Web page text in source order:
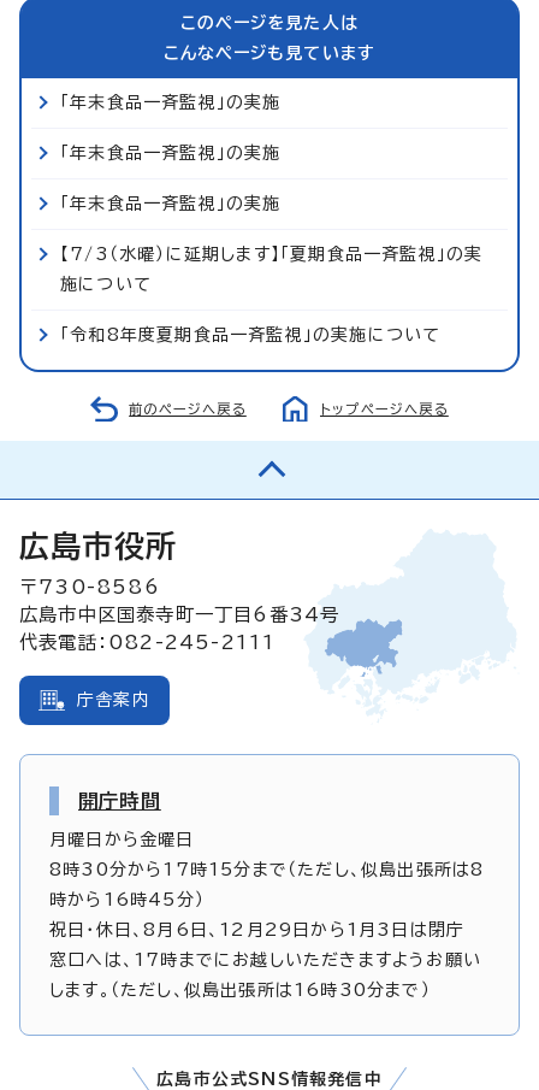
このページを見た人は
こんなページも見ています
「年末食品一斉監視」の実施
「年末食品一斉監視」の実施
「年末食品一斉監視」の実施
【7/3（水曜）に延期します】「夏期食品一斉監視」の実
施について
「令和8年度夏期食品一斉監視」の実施について
前のページへ戻る トップページへ戻る
広島市役所
〒730-8586
広島市中区国泰寺町一丁目6番34号
代表電話：082-245-2111
庁舎案内
開庁時間
月曜日から金曜日
8時30分から17時15分まで（ただし、似島出張所は8
時から16時45分）
祝日・休日、8月6日、12月29日から1月3日は閉庁
窓口へは、17時までにお越しいただきますようお願い
します。（ただし、似島出張所は16時30分まで）
広島市公式SNS情報発信中